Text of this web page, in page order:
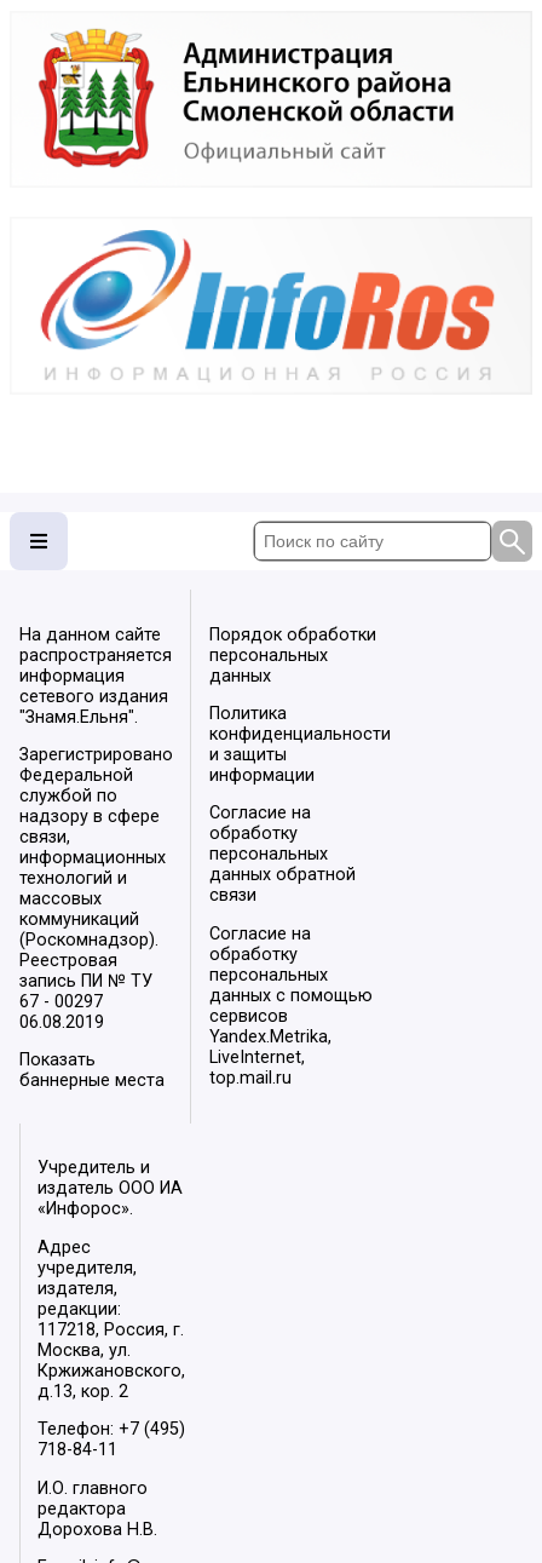
На данном сайте
распространяется
информация
сетевого издания
"Знамя.Ельня".
Зарегистрировано
Федеральной
службой по
надзору в сфере
связи,
информационных
технологий и
массовых
коммуникаций
(Роскомнадзор).
Реестровая
запись ПИ № ТУ
67 - 00297
06.08.2019
Показать
баннерные места
Порядок обработки
персональных
данных
Политика
конфиденциальности
и защиты
информации
Согласие на
обработку
персональных
данных обратной
связи
Согласие на
обработку
персональных
данных с помощью
сервисов
Yandex.Metrika,
LiveInternet,
top.mail.ru
Учредитель и
издатель ООО ИА
«Инфорос».
Адрес
учредителя,
издателя,
редакции:
117218, Россия, г.
Москва, ул.
Кржижановского,
д.13, кор. 2
Телефон: +7 (495)
718-84-11
И.О. главного
редактора
Дорохова Н.В.